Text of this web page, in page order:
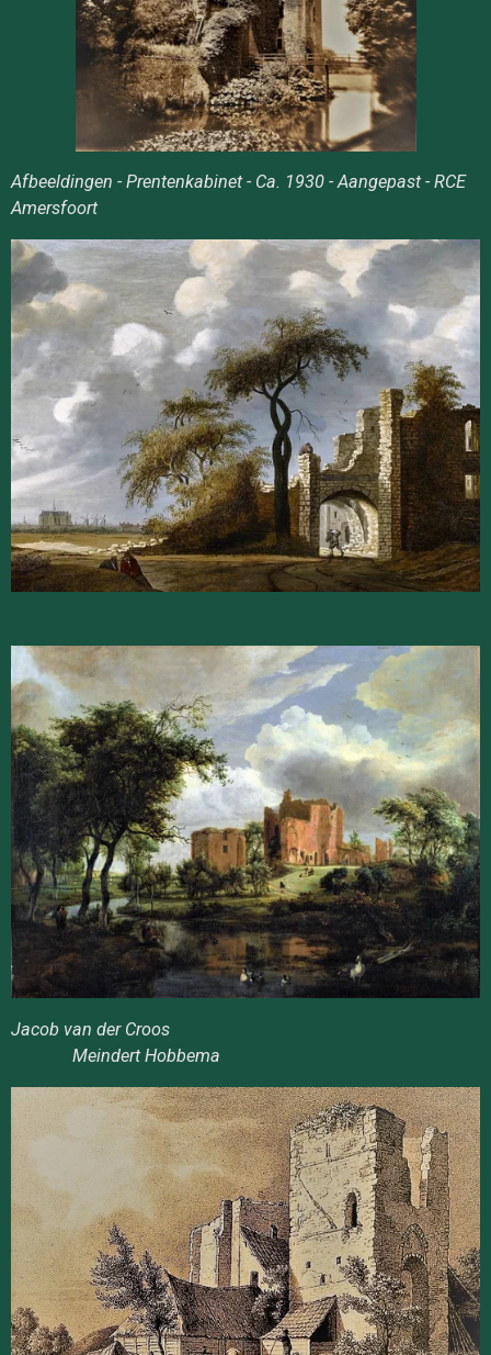
Afbeeldingen - Prentenkabinet - Ca. 1930 - Aangepast - RCE
Amersfoort
Jacob van der Croos
Meindert Hobbema